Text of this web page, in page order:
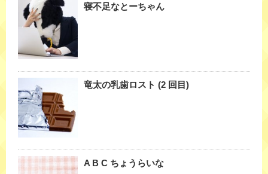
寝不足なとーちゃん
竜太の乳歯ロスト (2 回目)
A B C ちょうらいな